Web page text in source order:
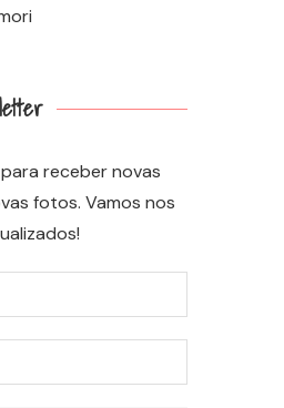
receber novas
fotos. Vamos nos